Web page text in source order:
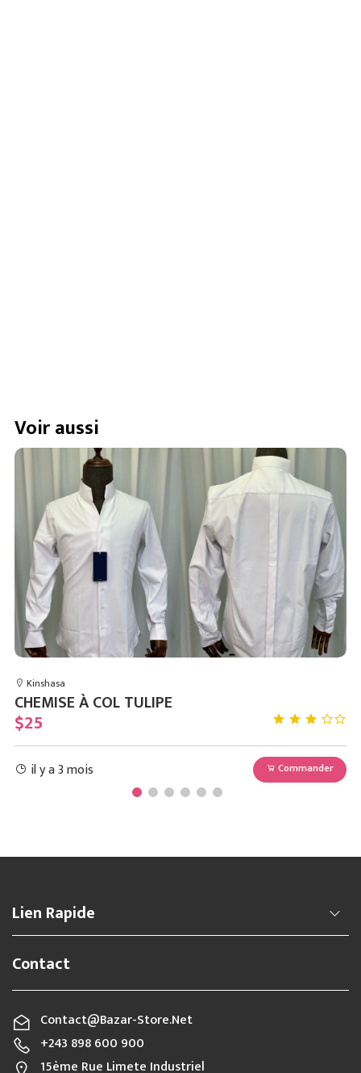
Voir aussi
Kinshasa
CHEMISE À COL TULIPE
$25
il y a 3 mois Commander
Lien Rapide
Contact
Contact@bazar-Store.net
+243 898 600 900
15ème Rue Limete Industriel